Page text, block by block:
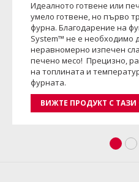
Идеалното готвене или
умело готвене, но първо
фурна. Благодарение на
System™ не е необходимо
неравномерно изпечен
печено месо! Прецизно,
на топлината и
фурната.
ВИЖТЕ ПРОДУКТ С